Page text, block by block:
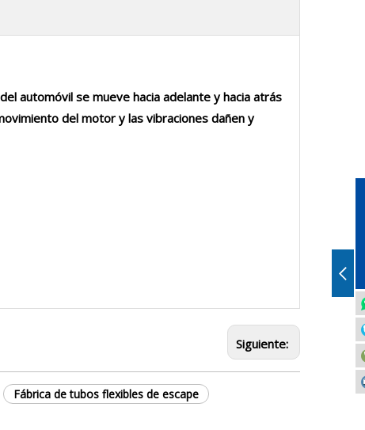
automóvil se mueve hacia adelante y hacia atrás
del motor y las vibraciones dañen y
Siguiente:
Fábrica de tubos flexibles de escape